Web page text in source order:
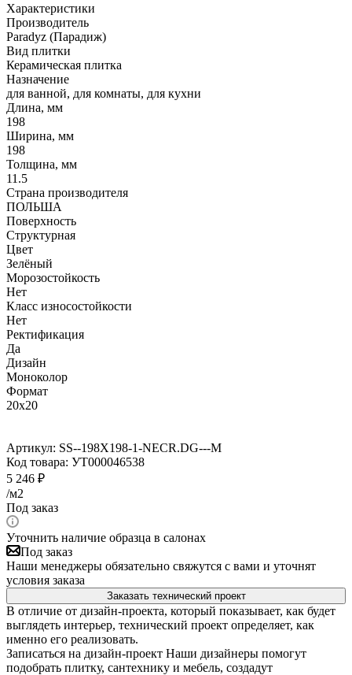
Характеристики
Производитель
Paradyz (Парадиж)
Вид плитки
Керамическая плитка
Назначение
для ванной, для комнаты, для кухни
Длина, мм
198
Ширина, мм
198
Толщина, мм
11.5
Страна производителя
ПОЛЬША
Поверхность
Структурная
Цвет
Зелёный
Морозостойкость
Нет
Класс износостойкости
Нет
Ректификация
Да
Дизайн
Моноколор
Формат
20x20
Артикул: SS--198X198-1-NECR.DG---M
Код товара: УТ000046538
5 246 ₽
/м2
Под заказ
Уточнить наличие образца в салонах
Под заказ
Наши менеджеры обязательно свяжутся с вами и уточнят
условия заказа
Заказать технический проект
В отличие от дизайн-проекта, который показывает, как будет
выглядеть интерьер, технический проект определяет, как
именно его реализовать.
Записаться на дизайн-проект Наши дизайнеры помогут
подобрать плитку, сантехнику и мебель, создадут